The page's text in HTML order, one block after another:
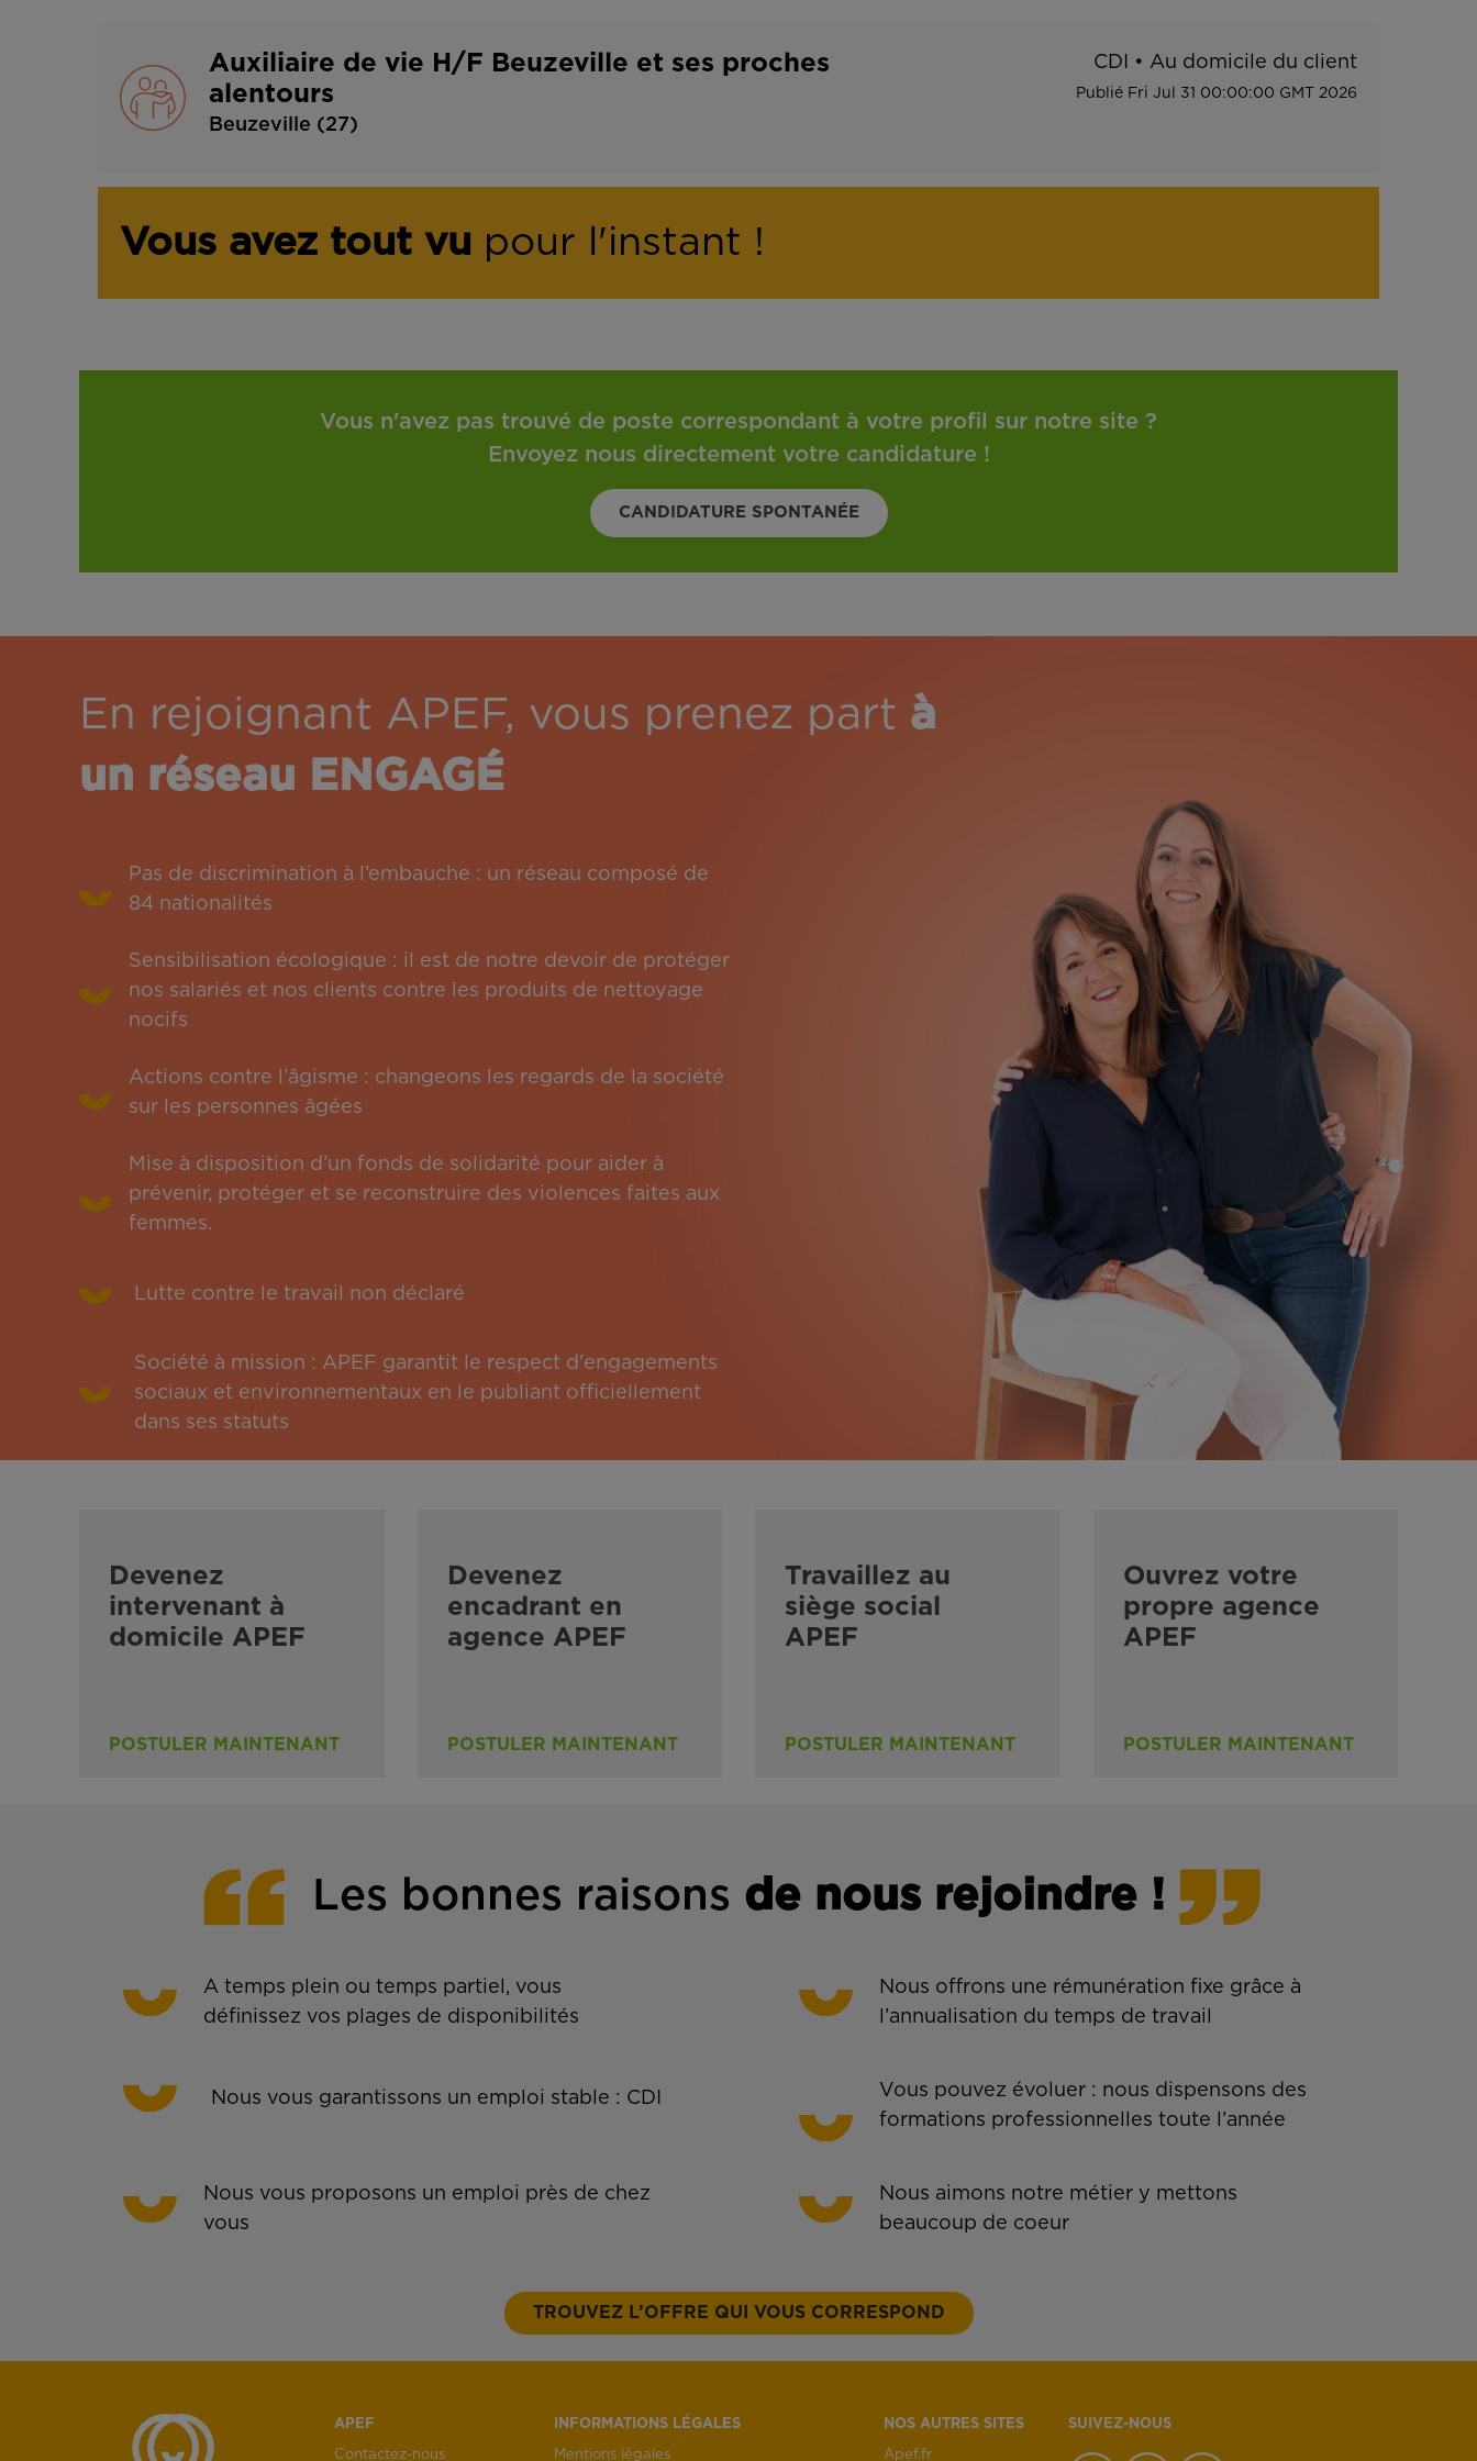
t
Auxiliaire de vie H/F Beuzeville et ses proches
alentours
Beuzeville (27)
CDI • Au domicile du client
Publié Fri Jul 31 00:00:00 GMT 2026
Vous avez tout vu pour l'instant !
Vous n'avez pas trouvé de poste correspondant à votre profil sur notre site ?
Envoyez nous directement votre candidature !
CANDIDATURE SPONTANÉE
En rejoignant APEF, vous prenez part à
un réseau ENGAGÉ
Pas de discrimination à l’embauche : un réseau composé de
84 nationalités
Sensibilisation écologique : il est de notre devoir de protéger
nos salariés et nos clients contre les produits de nettoyage
nocifs
Actions contre l’âgisme : changeons les regards de la société
sur les personnes âgées
Mise à disposition d’un fonds de solidarité pour aider à
prévenir, protéger et se reconstruire des violences faites aux
femmes.
Lutte contre le travail non déclaré
Société à mission : APEF garantit le respect d'engagements
sociaux et environnementaux en le publiant officiellement
dans ses statuts
Devenez
intervenant à
domicile APEF
POSTULER MAINTENANT
Devenez
encadrant en
agence APEF
POSTULER MAINTENANT
Travaillez au
siège social
APEF
POSTULER MAINTENANT
Ouvrez votre
propre agence
APEF
POSTULER MAINTENANT
Les bonnes raisons de nous rejoindre !
A temps plein ou temps partiel, vous
définissez vos plages de disponibilités
Nous offrons une rémunération fixe grâce à
l’annualisation du temps de travail
Nous vous garantissons un emploi stable : CDI
Vous pouvez évoluer : nous dispensons des
formations professionnelles toute l’année
Nous vous proposons un emploi près de chez
vous
Nous aimons notre métier y mettons
beaucoup de coeur
TROUVEZ L’OFFRE QUI VOUS CORRESPOND
APEF
Contactez-nous
INFORMATIONS LÉGALES
Mentions légales
NOS AUTRES SITES
Apef.fr
SUIVEZ-NOUS